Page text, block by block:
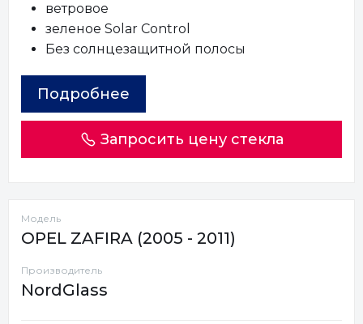
ветровое
зеленое Solar Control
Без солнцезащитной полосы
Подробнее
Запросить цену стекла
Модель
OPEL ZAFIRA (2005 - 2011)
Производитель
NordGlass